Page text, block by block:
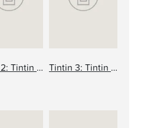
Tintin 2: Tintin i Kongo Tintin 3: Tintin i Amerika